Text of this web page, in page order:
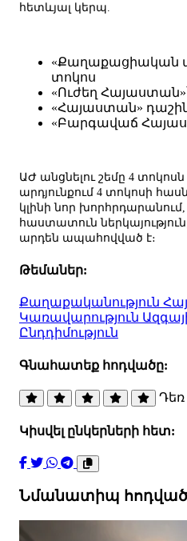
հետևյալ կերպ.
«Քաղաքացիական
տոկոս
«Ուժեղ
«Հայաստան»
«Բարգավաճ
ԱԺ անցնելու շեմը 4
արդյունքում 4 տոկոսի
կլինի նոր խորհրդարանում,
հաստատուն
արդեն ապահովված է։
Թեմաներ:
Քաղաքականություն
Կառավարություն
Ընդդիմություն
Գնահատեք հոդվածը:
Կիսվել ընկերների հետ:
Նմանատիպ